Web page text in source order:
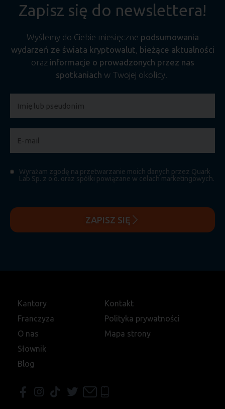
Zapisz się do newslettera!
Wyślemy do Ciebie miesięczne podsumowania
wydarzeń ze świata kryptowalut, bieżące aktualności
oraz informacje o prowadzonych przez nas
spotkaniach w Twojej okolicy.
Wyrażam zgodę na przetwarzanie moich danych przez Quark
Lab Sp. z o.o. oraz spółki powiązane w celach marketingowych.
ZAPISZ SIĘ
Kantory
Franczyza
O nas
Słownik
Blog
Kontakt
Polityka prywatności
Mapa strony